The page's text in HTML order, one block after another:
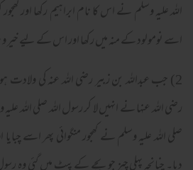
اللہ علیہ وسلم نے اس کا نام ابراہیم رکھا اور
اسے نومولود کے منہ میں رکھا اور اس کے لیے خیر
2) جب عبداللہ بن زبیر رضی اللہ عنہ کی
رضی اللہ عنہا نے انہیں لا کر رسول اللہ صلی اللہ
صلی اللہ علیہ وسلم نے کھجور منگوائی پھر اسے